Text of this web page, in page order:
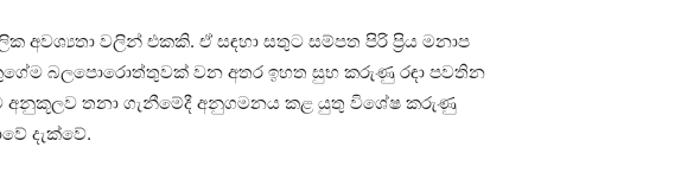
අවශ්‍යතා වලින් එකකි. ඒ සඳහා සතුට සම්පත පිරි ප්‍රිය මනාප
බලපොරොත්තුවක්‌ වන අතර ඉහත සුභ කරුණු රඳා පවතින
අනුකූලව තනා ගැනීමේදී අනුගමනය කළ යුතු විශේෂ කරුණු
දැක්‌වේ.